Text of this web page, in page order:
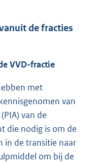
de fracties
VVD-fractie
met
van
van de
die nodig is om de
in de transitie naar
om bij de